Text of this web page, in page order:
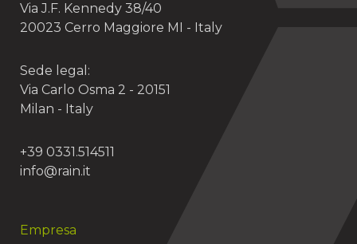
Via J.F. Kennedy 38/40
20023 Cerro Maggiore MI - Italy
Sede legal:
Via Carlo Osma 2 - 20151
Milan - Italy
+39 0331.514511
info@rain.it
Empresa